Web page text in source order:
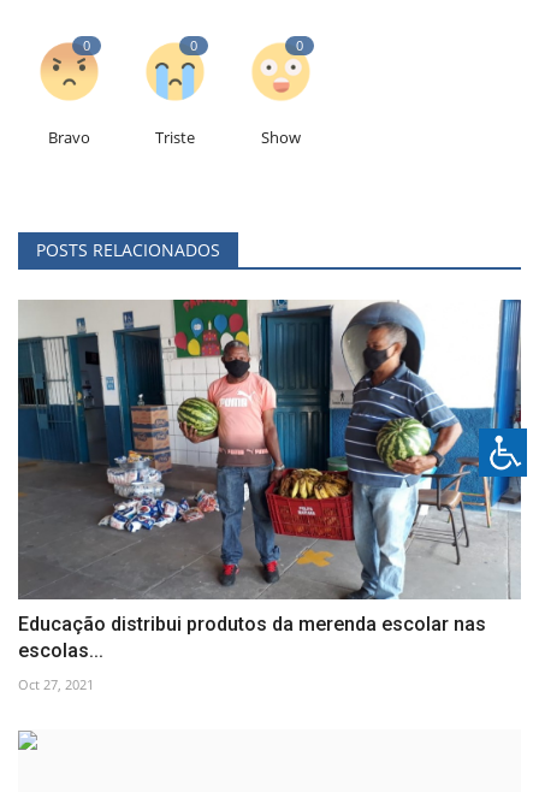
0
Bravo
0
Triste
0
Show
POSTS RELACIONADOS
Educação distribui produtos da merenda escolar nas
escolas...
Oct 27, 2021